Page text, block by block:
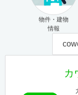
物件・建物
情報
カ